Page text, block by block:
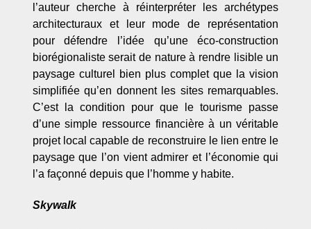
l’auteur cherche à réinterpréter les archétypes
architecturaux et leur mode de représentation
pour défendre l’idée qu’une éco-construction
biorégionaliste serait de nature à rendre lisible un
paysage culturel bien plus complet que la vision
simplifiée qu’en donnent les sites remarquables.
C’est la condition pour que le tourisme passe
d’une simple ressource financière à un véritable
projet local capable de reconstruire le lien entre le
paysage que l’on vient admirer et l’économie qui
l’a façonné depuis que l’homme y habite.
Skywalk